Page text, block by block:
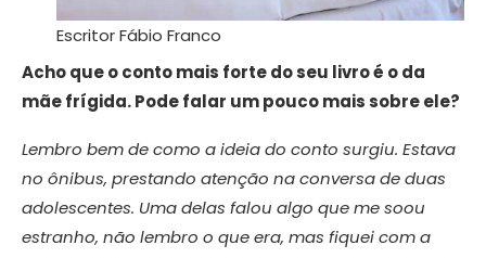
Escritor Fábio Franco
Acho que o conto mais forte do seu livro é o da
mãe frígida. Pode falar um pouco mais sobre ele?
Lembro bem de como a ideia do conto surgiu. Estava
no ônibus, prestando atenção na conversa de duas
adolescentes. Uma delas falou algo que me soou
estranho, não lembro o que era, mas fiquei com a